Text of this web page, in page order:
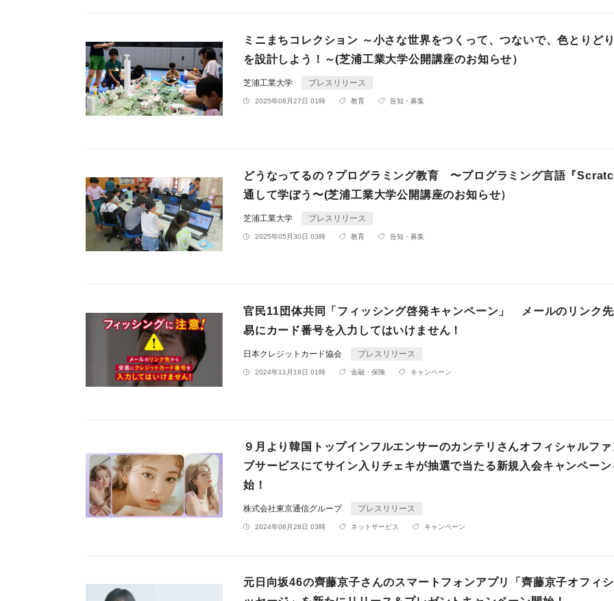
ミニまちコレクション ～小さな世界をつくって、つないで、色とりど
を設計しよう！～(芝浦工業大学公開講座のお知らせ）
芝浦工業大学 プレスリリース
2025年08月27日 01時 教育 告知・募集
どうなってるの？プログラミング教育 〜プログラミング言語『
通して学ぼう〜(芝浦工業大学公開講座のお知らせ）
芝浦工業大学 プレスリリース
2025年05月30日 03時 教育 告知・募集
官民11団体共同「フィッシング啓発キャンペーン」 メールのリンク
易にカード番号を入力してはいけません！
日本クレジットカード協会 プレスリリース
2024年11月18日 01時 金融・保険 キャンペーン
９月より韓国トップインフルエンサーのカンテリさんオフィシャルフ
ブサービスにてサイン入りチェキが抽選で当たる新規入会キャンペーン
始！
株式会社東京通信グループ プレスリリース
2024年08月28日 03時 ネットサービス キャンペーン
元日向坂46の齊藤京子さんのスマートフォンアプリ「齊藤京子オフィ